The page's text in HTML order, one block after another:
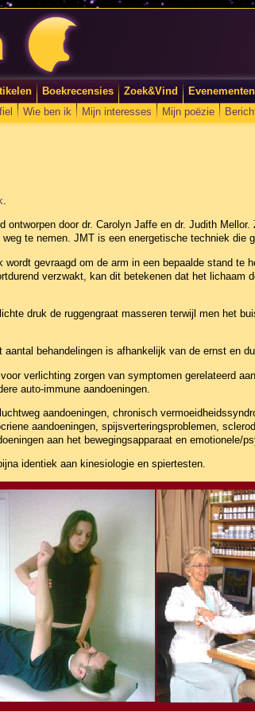
Boekrecensies Zoek&Vind Evenementen
Wie ben ik Mijn interesses Mijn poëzie
.
ontworpen door dr. Carolyn Jaffe en dr. Judith
te nemen. JMT is een energetische techniek die
wordt gevraagd om de arm in een bepaalde stand te
verzwakt, kan dit betekenen dat het lichaam
druk de ruggengraat masseren terwijl men het
aantal behandelingen is afhankelijk van de ernst en
verlichting zorgen van symptomen gerelateerd
auto-immune aandoeningen.
aandoeningen, chronisch
aandoeningen, spijsverteringsproblemen,
aan het bewegingsapparaat en emotionele/
identiek aan kinesiologie en spiertesten.